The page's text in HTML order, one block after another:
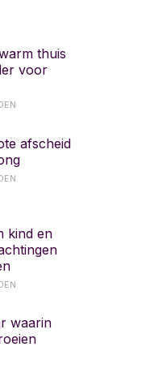
thuis
voor
afscheid
kind en
waarin